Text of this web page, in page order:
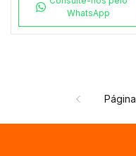
WhatsApp
Página